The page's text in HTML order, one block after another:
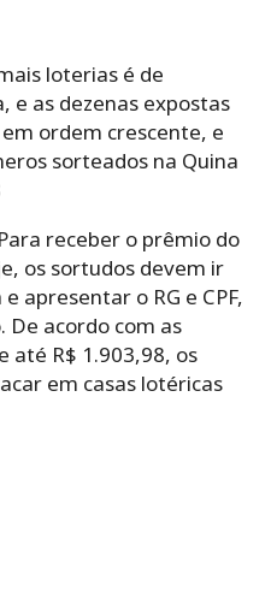
loterias é de
e as dezenas expostas
ordem crescente, e
sorteados na Quina
receber o prêmio do
os sortudos devem ir
apresentar o RG e CPF,
acordo com as
até R$ 1.903,98, os
em casas lotéricas